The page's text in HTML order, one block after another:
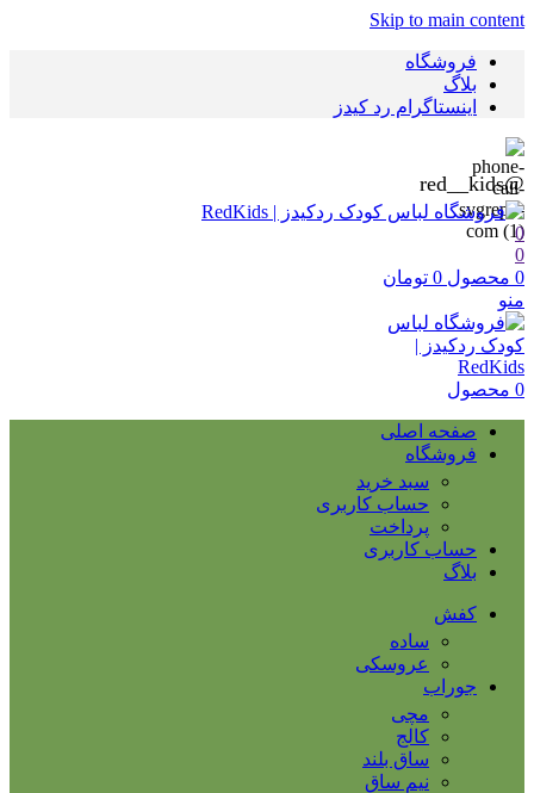
Skip to main content
فروشگاه
بلاگ
اینستاگرام رد کیدز
@red__kids
0
0
0 محصول 0 تومان
منو
0 محصول
صفحه اصلی
فروشگاه
سبد خرید
حساب کاربری
پرداخت
حساب کاربری
بلاگ
کفش
ساده
عروسکی
جوراب
مچی
کالج
ساق بلند
نیم ساق